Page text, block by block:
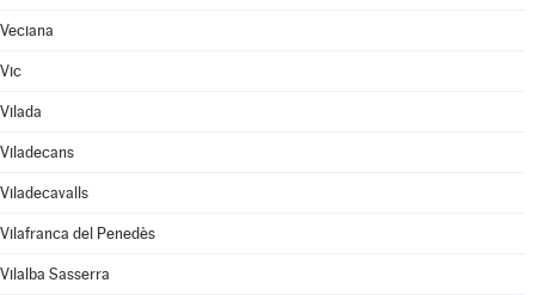
Veciana
Vic
Vilada
Viladecans
Viladecavalls
Vilafranca del Penedès
Vilalba Sasserra